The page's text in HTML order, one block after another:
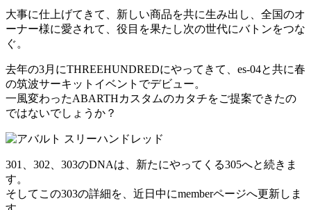
大事に仕上げてきて、新しい商品を共に生み出し、全国のオ
ーナー様に愛されて、役目を果たし次の世代にバトンをつな
ぐ。
去年の3月にTHREEHUNDREDにやってきて、es-04と共に春
の筑波サーキットイベントでデビュー。
一風変わったABARTHカスタムのカタチをご提案できたの
ではないでしょうか？
301、302、303のDNAは、新たにやってくる305へと続きま
す。
そしてこの303の詳細を、近日中にmemberページへ更新しま